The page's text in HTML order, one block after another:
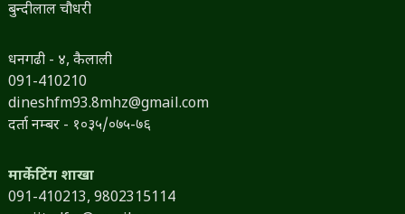
बुन्दीलाल चौधरी
धनगढी - ४, कैलाली
091-410210
dineshfm93.8mhz@gmail.com
दर्ता नम्बर - १०३५/०७५-७६
मार्केटिंग शाखा
091-410213, 9802315114